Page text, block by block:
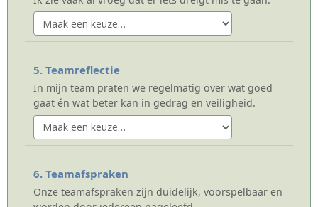
5. Teamreflectie
In mijn team praten we regelmatig over wat goed
gaat én wat beter kan in gedrag en veiligheid.
6. Teamafspraken
Onze teamafspraken zijn duidelijk, voorspelbaar en